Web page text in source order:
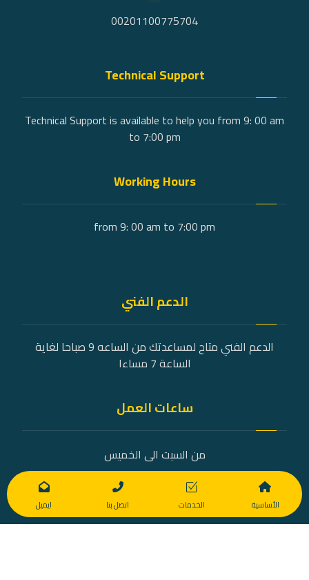
00201100775704
Technical Support
Technical Support is available to help you from 9: 00 am
to 7:00 pm
Working Hours
from 9: 00 am to 7:00 pm
الدعم الفني
الدعم الفني متاح لمساعدتك من الساعه 9 صباحا لغاية
الساعة 7 مساءا
ساعات العمل
من السبت الى الخميس
9 صباحًا - 7 مساءً
الأساسية الخدمات اتصل بنا ايميل